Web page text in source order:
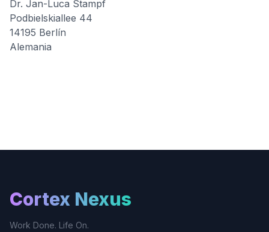
Dr. Jan-Luca Stampf
Podbielskiallee 44
14195 Berlín
Alemania
Cortex Nexus
Work Done. Life On.